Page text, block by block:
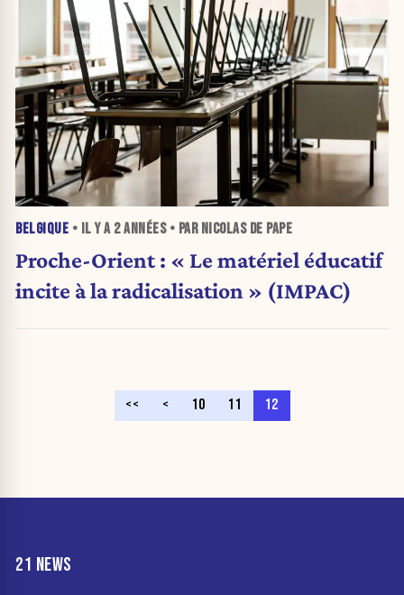
BELGIQUE • IL Y A 2 ANNÉES• PAR NICOLAS DE PAPE
Proche-Orient : « Le matériel éducatif
incite à la radicalisation » (IMPAC)
<< < 10 11 12
21 NEWS